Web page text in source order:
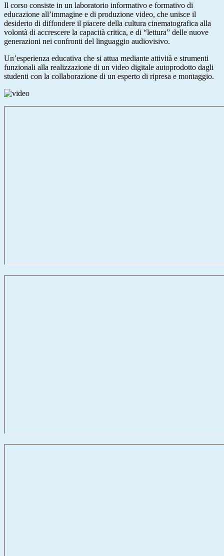
Il corso consiste in un laboratorio informativo e formativo di
educazione all’immagine e di produzione video, che unisce il
desiderio di diffondere il piacere della cultura cinematografica alla
volontà di accrescere la capacità critica, e di “lettura” delle nuove
generazioni nei confronti del linguaggio audiovisivo.
Un’esperienza educativa che si attua mediante attività e strumenti
funzionali alla realizzazione di un video digitale autoprodotto dagli
studenti con la collaborazione di un esperto di ripresa e montaggio.